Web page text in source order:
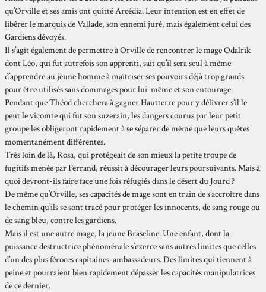
qu’Orville et ses amis ont quitté Arcédia. Leur intention est en effet de
libérer le marquis de Vallade, son ennemi juré, mais également celui des
Gardiens dévoyés.
Il s’agit également de permettre à Orville de rencontrer le mage Odalrik
dont Léo, qui fut autrefois son apprenti, sait qu’il sera seul à même
d’apprendre au jeune homme à maîtriser ses pouvoirs déjà trop grands
pour être utilisés sans dommages pour lui-même et son entourage.
Pendant que Théod cherchera à gagner Hautterre pour y délivrer s’il le
peut le vicomte qui fut son suzerain, les dangers courus par leur petit
groupe les obligeront rapidement à se séparer de même que leurs quêtes
momentanément différentes.
Très loin de là, Rosa, qui protégeait de son mieux la petite troupe de
fugitifs menée par Ferrand, réussit à décourager leurs poursuivants. Mais à
quoi devront-ils faire face une fois réfugiés dans le désert du Jourd ?
De même qu’Orville, ses capacités de mage sont en train de s’accroître dans
le chemin qu’ils se sont tracé pour protéger les innocents, de sang rouge ou
de sang bleu, contre les gardiens.
Mais il est une autre mage, la jeune Braseline. Une enfant, dont la
puissance destructrice phénoménale s’exerce sans autres limites que celles
d’un des plus féroces capitaines-ambassadeurs. Des limites qui tiennent à
peine et pourraient bien rapidement dépasser les capacités manipulatrices
de ce dernier.